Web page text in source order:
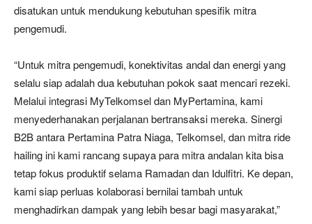
disatukan untuk mendukung kebutuhan spesifik mitra
pengemudi.
“Untuk mitra pengemudi, konektivitas andal dan energi yang
selalu siap adalah dua kebutuhan pokok saat mencari rezeki.
Melalui integrasi MyTelkomsel dan MyPertamina, kami
menyederhanakan perjalanan bertransaksi mereka. Sinergi
B2B antara Pertamina Patra Niaga, Telkomsel, dan mitra ride
hailing ini kami rancang supaya para mitra andalan kita bisa
tetap fokus produktif selama Ramadan dan Idulfitri. Ke depan,
kami siap perluas kolaborasi bernilai tambah untuk
menghadirkan dampak yang lebih besar bagi masyarakat,”